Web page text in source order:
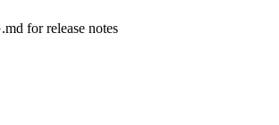
for release notes